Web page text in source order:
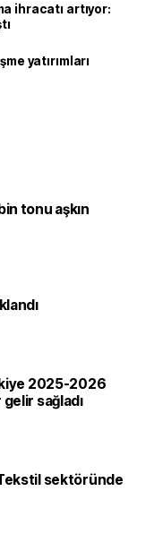
ihracatı artıyor:
yatırımları
tonu aşkın
2025-2026
sağladı
Tekstil sektöründe